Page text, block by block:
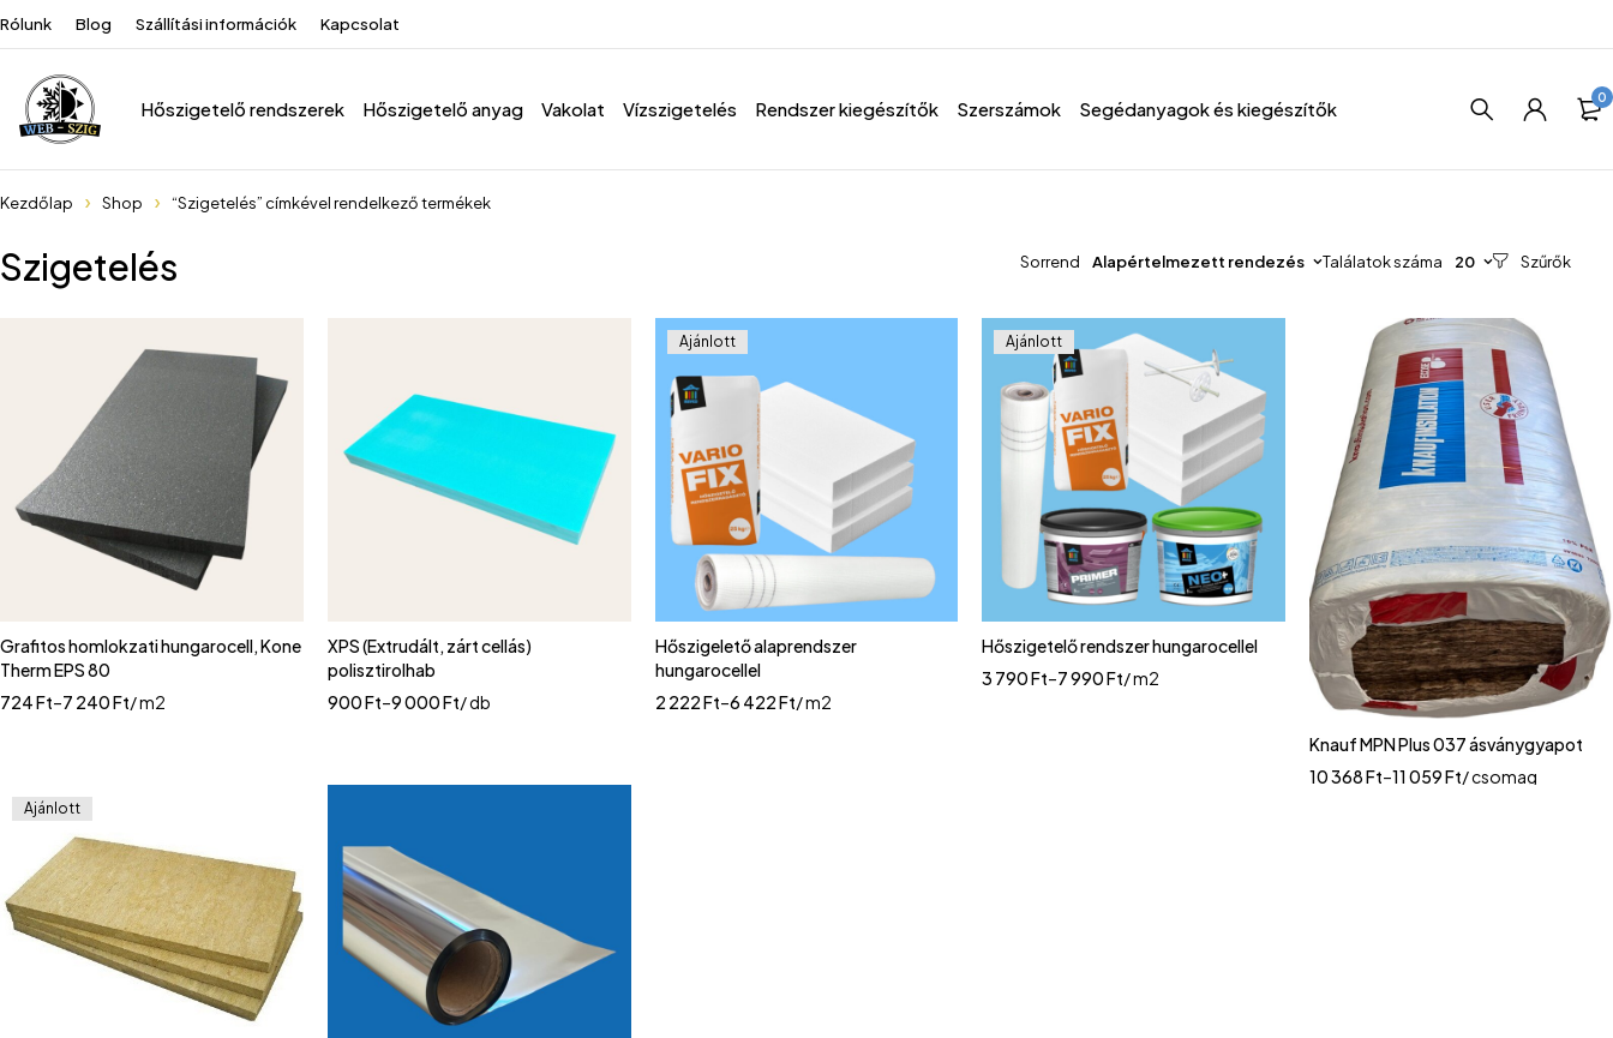
Rólunk Blog Szállítási információk Kapcsolat
Hőszigetelő rendszerek Hőszigetelő anyag Vakolat Vízszigetelés Rendszer kiegészítők Szerszámok Segédanyagok és kiegészítők 0
Kezdőlap Shop “Szigetelés” címkével rendelkező termékek
Szigetelés Sorrend Alapértelmezett rendezés Találatok száma 20
Grafitos homlokzati hungarocell, Kone
Therm EPS 80
724Ft–7 240Ft/ m2
XPS (Extrudált, zárt cellás)
polisztirolhab
900Ft–9 000Ft/ db
Ajánlott
Hőszigelető alaprendszer
hungarocellel
2 222Ft–6 422Ft/ m2
Ajánlott
Hőszigetelő rendszer hungarocellel
3 790Ft–7 990Ft/ m2
Knauf MPN Plus 037 ásványgyapot
10 368Ft–11 059Ft/ csomag
Ajánlott